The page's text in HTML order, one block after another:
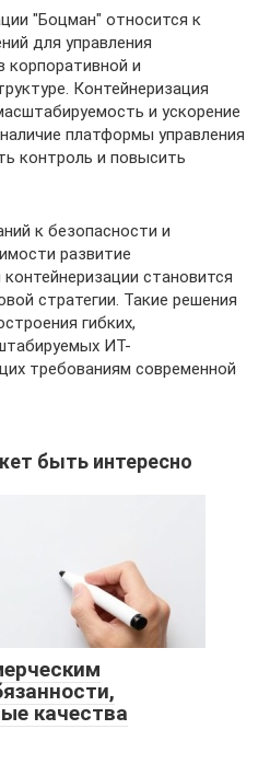
"Боцман" относится к
для управления
корпоративной и
Контейнеризация
и ускорение
платформы управления
контроль и повысить
к безопасности и
развитие
становится
стратегии. Такие решения
гибких,
ИТ-
требованиям современной
быть интересно
качества